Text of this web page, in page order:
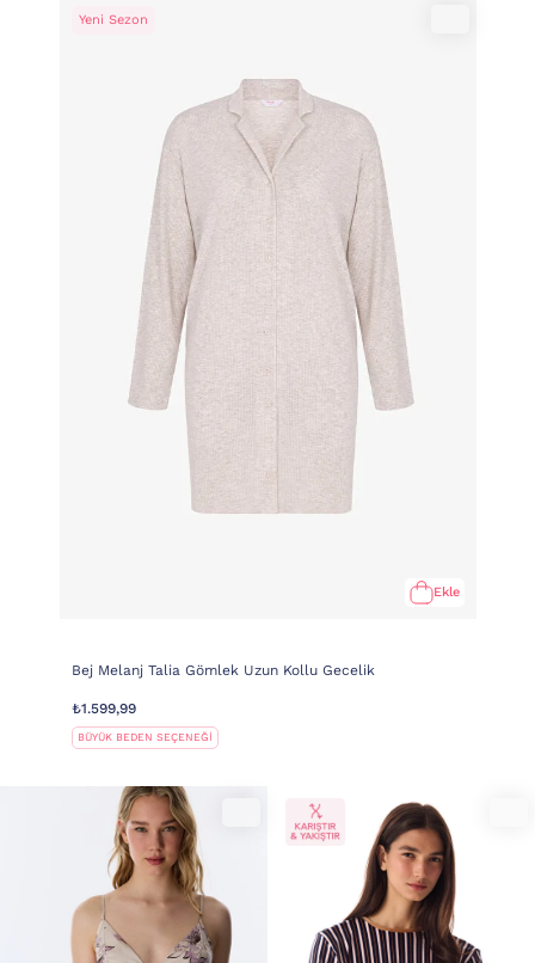
Yeni Sezon
Ekle
Bej Melanj Talia Gömlek Uzun Kollu Gecelik
₺1.599,99
BÜYÜK BEDEN SEÇENEĞİ